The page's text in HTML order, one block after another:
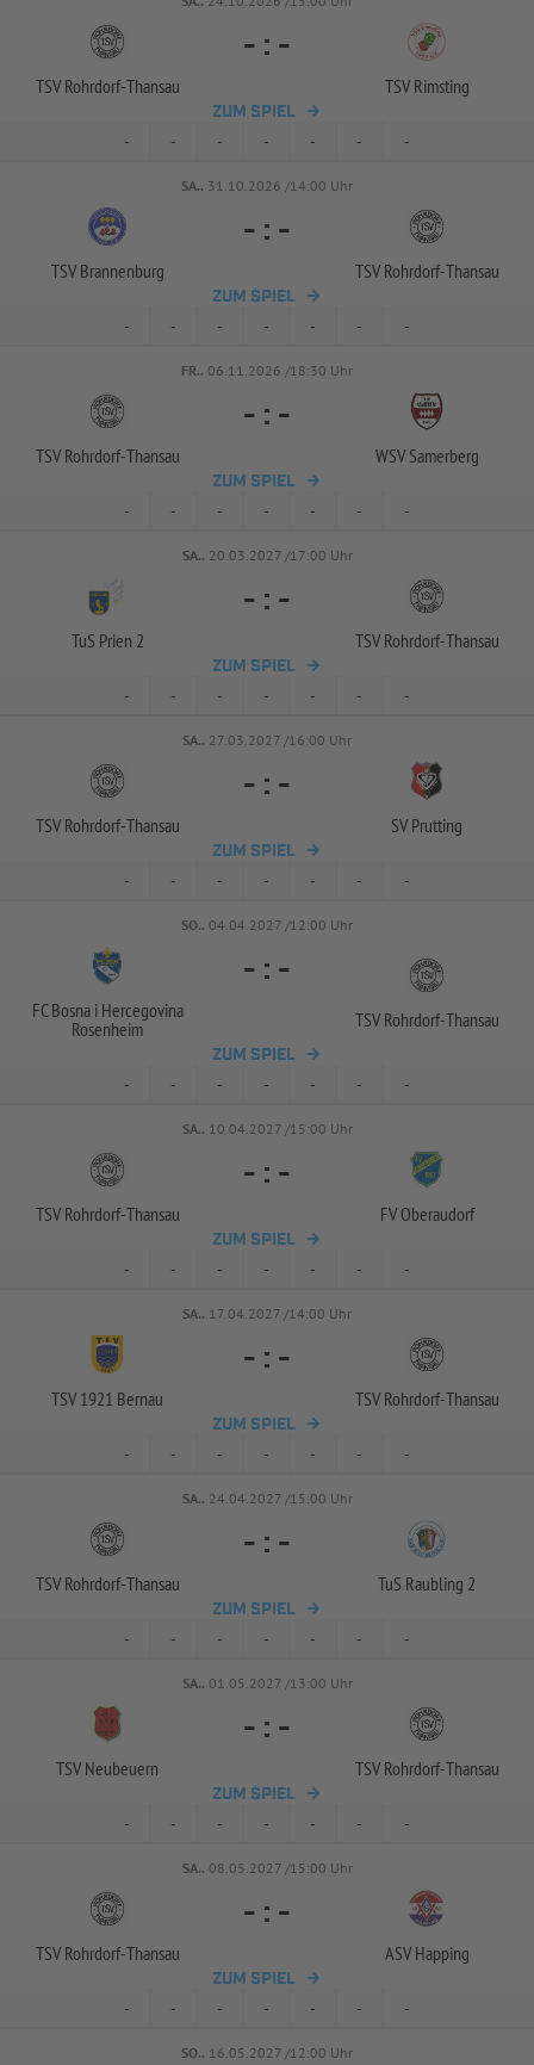
TSV Rohrdorf-Thansau
- : -
TSV Rimsting
ZUM SPIEL
- - - - - - -
SA.. 31.10.2026 /14:00 Uhr
TSV Brannenburg
- : -
TSV Rohrdorf-Thansau
ZUM SPIEL
- - - - - - -
FR.. 06.11.2026 /18:30 Uhr
TSV Rohrdorf-Thansau
- : -
WSV Samerberg
ZUM SPIEL
- - - - - - -
SA.. 20.03.2027 /17:00 Uhr
TuS Prien 2
- : -
TSV Rohrdorf-Thansau
ZUM SPIEL
- - - - - - -
SA.. 27.03.2027 /16:00 Uhr
TSV Rohrdorf-Thansau
- : -
SV Prutting
ZUM SPIEL
- - - - - - -
SO.. 04.04.2027 /12:00 Uhr
FC Bosna i Hercegovina
Rosenheim
- : -
TSV Rohrdorf-Thansau
ZUM SPIEL
- - - - - - -
SA.. 10.04.2027 /15:00 Uhr
TSV Rohrdorf-Thansau
- : -
FV Oberaudorf
ZUM SPIEL
- - - - - - -
SA.. 17.04.2027 /14:00 Uhr
TSV 1921 Bernau
- : -
TSV Rohrdorf-Thansau
ZUM SPIEL
- - - - - - -
SA.. 24.04.2027 /15:00 Uhr
TSV Rohrdorf-Thansau
- : -
TuS Raubling 2
ZUM SPIEL
- - - - - - -
SA.. 01.05.2027 /13:00 Uhr
TSV Neubeuern
- : -
TSV Rohrdorf-Thansau
ZUM SPIEL
- - - - - - -
SA.. 08.05.2027 /15:00 Uhr
TSV Rohrdorf-Thansau
- : -
ASV Happing
ZUM SPIEL
- - - - - - -
SO.. 16.05.2027 /12:00 Uhr